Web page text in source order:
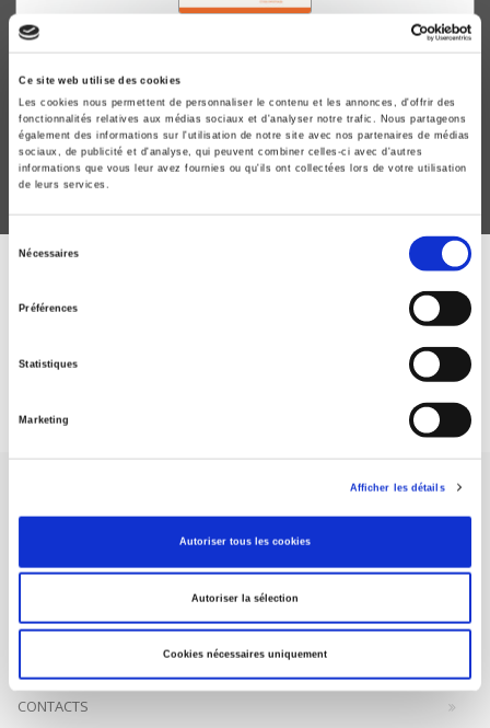
Ce site web utilise des cookies
Les cookies nous permettent de personnaliser le contenu et les annonces, d'offrir des
fonctionnalités relatives aux médias sociaux et d'analyser notre trafic. Nous partageons
également des informations sur l'utilisation de notre site avec nos partenaires de médias
sociaux, de publicité et d'analyse, qui peuvent combiner celles-ci avec d'autres
informations que vous leur avez fournies ou qu'ils ont collectées lors de votre utilisation
de leurs services.
Sélection
Nécessaires
Préférences
Statistiques
Marketing
Afficher les détails
Autoriser tous les cookies
Autoriser la sélection
Cookies nécessaires uniquement
Inégalités culturelles : retour en enfance
Sylvie Octobre, Régine Sirota
ABONNEZ-VOUS À NOS
Maison d'édition dédiée aux sciences humaines et sociales, les
à la transmission des savoirs et des idéescontinuer
CONTACTS